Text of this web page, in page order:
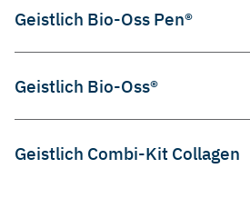
Geistlich Bio-Oss Pen®
Geistlich Bio-Oss®
Geistlich Combi-Kit Collagen